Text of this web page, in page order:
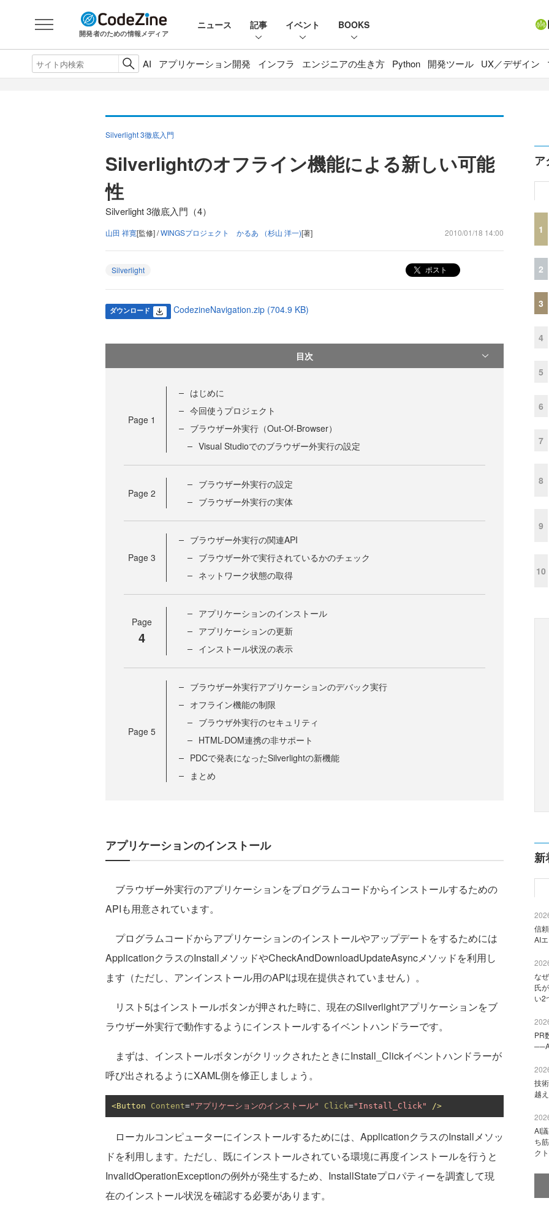
開発者のための情報メディア
ニュース 記事 イベント BOOKS
AI アプリケーション開発 インフラ エンジニアの生き方 Python 開発ツール UX／デザイン
Silverlight 3徹底入門
Silverlightのオフライン機能による新しい可能
性
Silverlight 3徹底入門（4）
山田 祥寛[監修] /WINGSプロジェクト かるあ （杉山 洋一)[著] 2010/01/18 14:00
Silverlight ポスト
ダウンロード CodezineNavigation.zip (704.9 KB)
目次
Page 1
はじめに
今回使うプロジェクト
ブラウザー外実行（Out-Of-Browser）
Visual Studioでのブラウザー外実行の設定
Page 2
ブラウザー外実行の設定
ブラウザー外実行の実体
Page 3
ブラウザー外実行の関連API
ブラウザー外で実行されているかのチェック
ネットワーク状態の取得
Page
4
アプリケーションのインストール
アプリケーションの更新
インストール状況の表示
Page 5
ブラウザー外実行アプリケーションのデバック実行
オフライン機能の制限
ブラウザ外実行のセキュリティ
HTML-DOM連携の非サポート
PDCで発表になったSilverlightの新機能
まとめ
アプリケーションのインストール
ブラウザー外実行のアプリケーションをプログラムコードからインストールするための
APIも用意されています。
プログラムコードからアプリケーションのインストールやアップデートをするためには
ApplicationクラスのInstallメソッドやCheckAndDownloadUpdateAsyncメソッドを利用し
ます（ただし、アンインストール用のAPIは現在提供されていません）。
リスト5はインストールボタンが押された時に、現在のSilverlightアプリケーションをブ
ラウザー外実行で動作するようにインストールするイベントハンドラーです。
まずは、インストールボタンがクリックされたときにInstall_Clickイベントハンドラーが
呼び出されるようにXAML側を修正しましょう。
<Button Content="アプリケーションのインストール" Click="Install_Click" />
ローカルコンピューターにインストールするためには、ApplicationクラスのInstallメソッ
ドを利用します。ただし、既にインストールされている環境に再度インストールを行うと
InvalidOperationExceptionの例外が発生するため、InstallStateプロパティーを調査して現
在のインストール状況を確認する必要があります。
ア
1
2
3
4
5
6
7
8
9
10
新
信
AI
な
氏
い2
PR
技
越
AI
ち
ク